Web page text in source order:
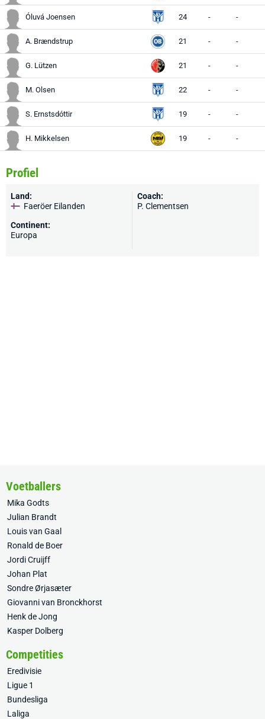
Óluvá Joensen 24 - -
A. Brændstrup 21 - -
G. Lützen 21 - -
M. Olsen 22 - -
S. Ernstsdóttir 19 - -
H. Mikkelsen 19 - -
Profiel
Land:
Faeröer Eilanden
Continent:
Europa
Coach:
P. Clementsen
Voetballers
Mika Godts
Julian Brandt
Louis van Gaal
Ronald de Boer
Jordi Cruijff
Johan Plat
Sondre Ørjasæter
Giovanni van Bronckhorst
Henk de Jong
Kasper Dolberg
Competities
Eredivisie
Ligue 1
Bundesliga
Laliga